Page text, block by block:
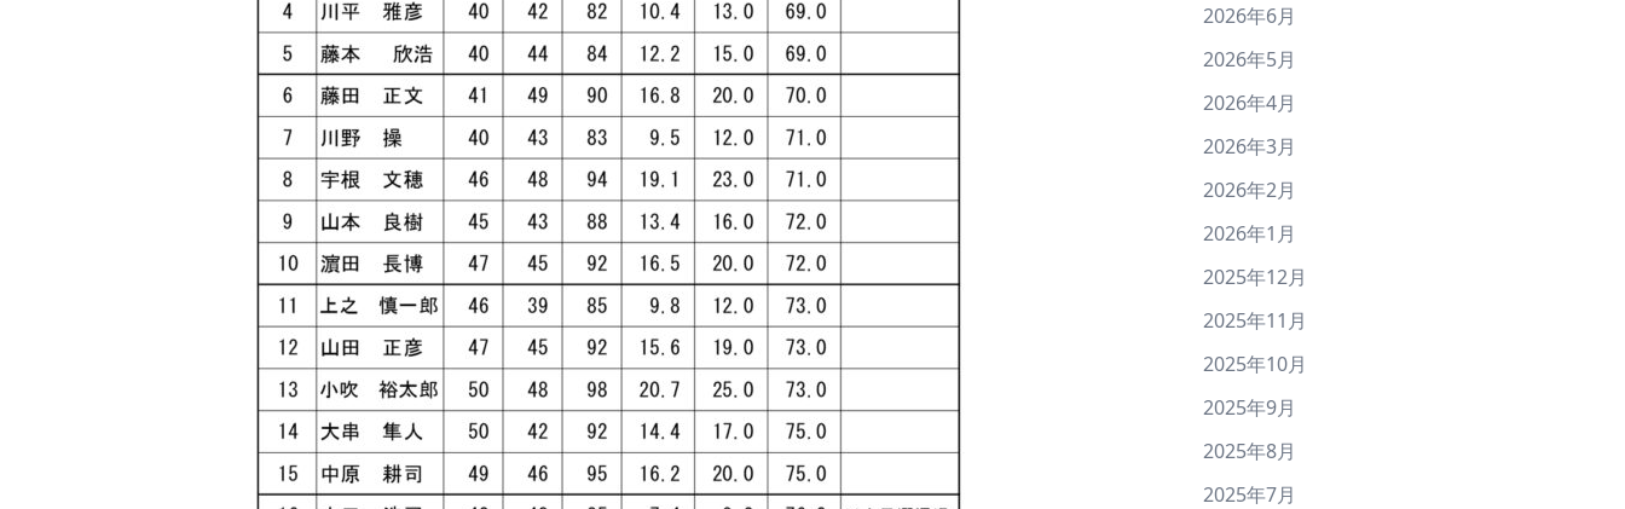
2026年6月
2026年5月
2026年4月
2026年3月
2026年2月
2026年1月
2025年12月
2025年11月
2025年10月
2025年9月
2025年8月
2025年7月